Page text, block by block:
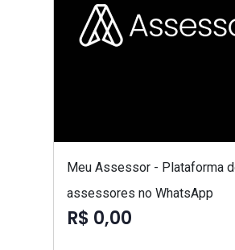
Meu Assessor - Plataforma
assessores no WhatsApp
R$ 0,00